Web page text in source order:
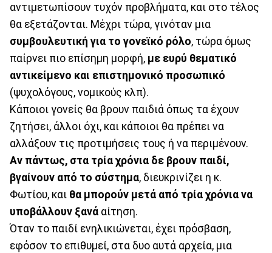
αντιμετωπίσουν τυχόν προβλήματα, και στο τέλος
θα εξετάζονται. Μέχρι τώρα, γινόταν μια
συμβουλευτική για το γονεϊκό ρόλο, τώρα όμως
παίρνει πιο επίσημη μορφή, με ευρύ θεματικό
αντικείμενο και επιστημονικό προσωπικό
(ψυχολόγους, νομικούς κλπ).
Κάποιοι γονείς θα βρουν παιδιά όπως τα έχουν
ζητήσει, άλλοι όχι, και κάποιοι θα πρέπει να
αλλάξουν τις προτιμήσεις τους ή να περιμένουν.
Αν πάντως, στα τρία χρόνια δε βρουν παιδί,
βγαίνουν από το σύστημα, διευκρινίζει η κ.
Φωτίου, και θα μπορούν μετά από τρία χρόνια να
υποβάλλουν ξανά αίτηση.
Όταν το παιδί ενηλικιώνεται, έχει πρόσβαση,
εφόσον το επιθυμεί, στα δυο αυτά αρχεία, μια